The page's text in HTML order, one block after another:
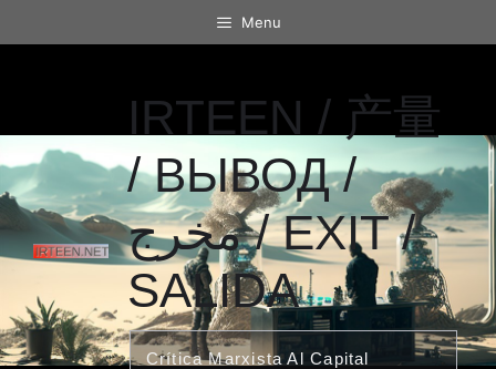
al
Menu
IRTEEN / 产量
/ ВЫВОД /
مخرج / EXIT /
SALIDA
Crítica Marxista Al Capital